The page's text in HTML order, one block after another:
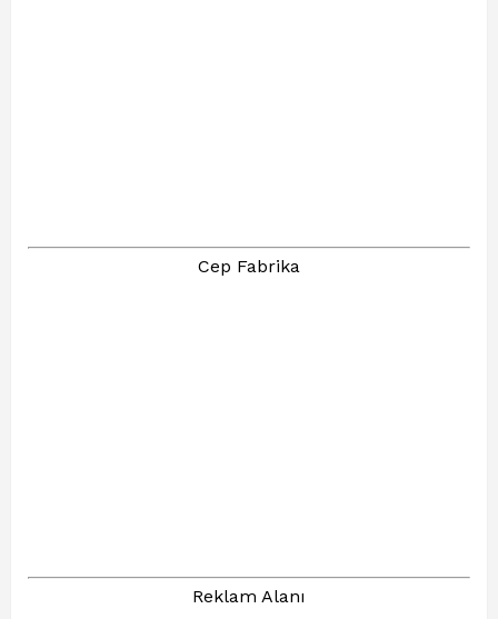
Cep Fabrika
Reklam Alanı